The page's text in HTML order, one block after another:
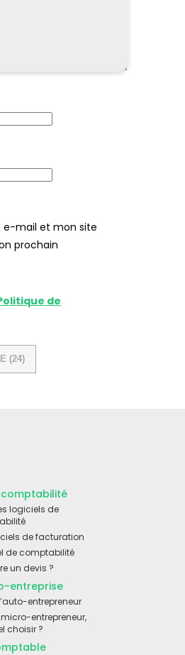
e-mail et mon site
prochain
de
logiciels de
de facturation
de comptabilité
un devis ?
entreprise
entrepreneur
entrepreneur,
choisir ?